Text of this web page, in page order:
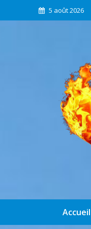
5 août 2026
Accueil